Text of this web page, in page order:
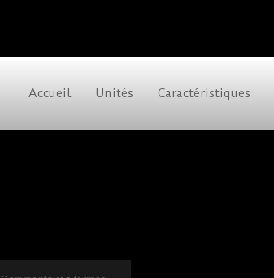
Accueil Unités Caractéristiques